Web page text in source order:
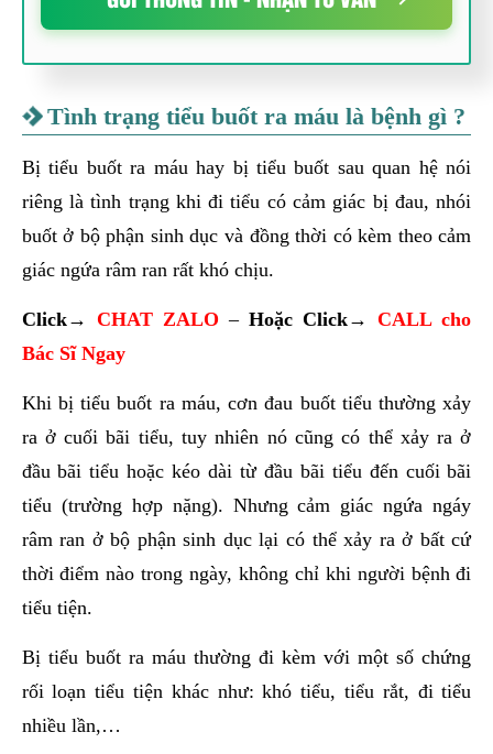
Tình trạng tiểu buốt ra máu là bệnh gì ?
Bị tiểu buốt ra máu hay bị tiểu buốt sau quan hệ nói
riêng là tình trạng khi đi tiểu có cảm giác bị đau, nhói
buốt ở bộ phận sinh dục và đồng thời có kèm theo cảm
giác ngứa râm ran rất khó chịu.
Click→ CHAT ZALO –Hoặc Click→
CALL cho
Bác Sĩ Ngay
Khi bị tiểu buốt ra máu, cơn đau buốt tiểu thường xảy
ra ở cuối bãi tiểu, tuy nhiên nó cũng có thể xảy ra ở
đầu bãi tiểu hoặc kéo dài từ đầu bãi tiểu đến cuối bãi
tiểu (trường hợp nặng). Nhưng cảm giác ngứa ngáy
râm ran ở bộ phận sinh dục lại có thể xảy ra ở bất cứ
thời điểm nào trong ngày, không chỉ khi người bệnh đi
tiểu tiện.
Bị tiểu buốt ra máu thường đi kèm với một số chứng
rối loạn tiểu tiện khác như: khó tiểu, tiểu rắt, đi tiểu
nhiều lần,…